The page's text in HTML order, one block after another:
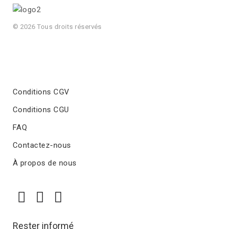
© 2026 Tous droits réservés
Conditions CGV
Conditions CGU
FAQ
Contactez-nous
À propos de nous
Rester informé